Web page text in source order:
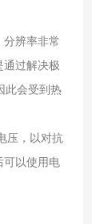
辨率非常
通过解决极
此会受到热
压，以对抗
可以使用电